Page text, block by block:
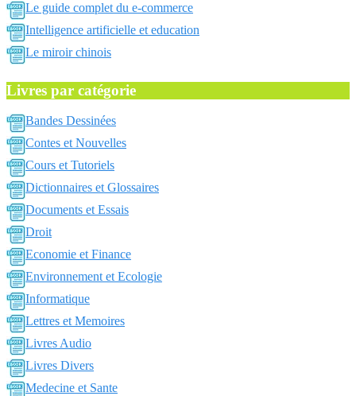
Le guide complet du e-commerce
Intelligence artificielle et education
Le miroir chinois
Livres par catégorie
Bandes Dessinées
Contes et Nouvelles
Cours et Tutoriels
Dictionnaires et Glossaires
Documents et Essais
Droit
Economie et Finance
Environnement et Ecologie
Informatique
Lettres et Memoires
Livres Audio
Livres Divers
Medecine et Sante